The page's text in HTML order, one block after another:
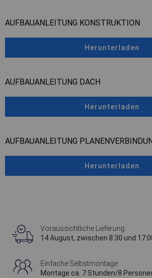
AUFBAUANLEITUNG KONSTRUKTION
Herunterladen
AUFBAUANLEITUNG DACH
Herunterladen
AUFBAUANLEITUNG
Herunterladen
Voraussichtliche Lieferung:
14 August, zwischen 8:30 und
Einfache Selbstmontage:
Montage ca. 7 Stunden/8